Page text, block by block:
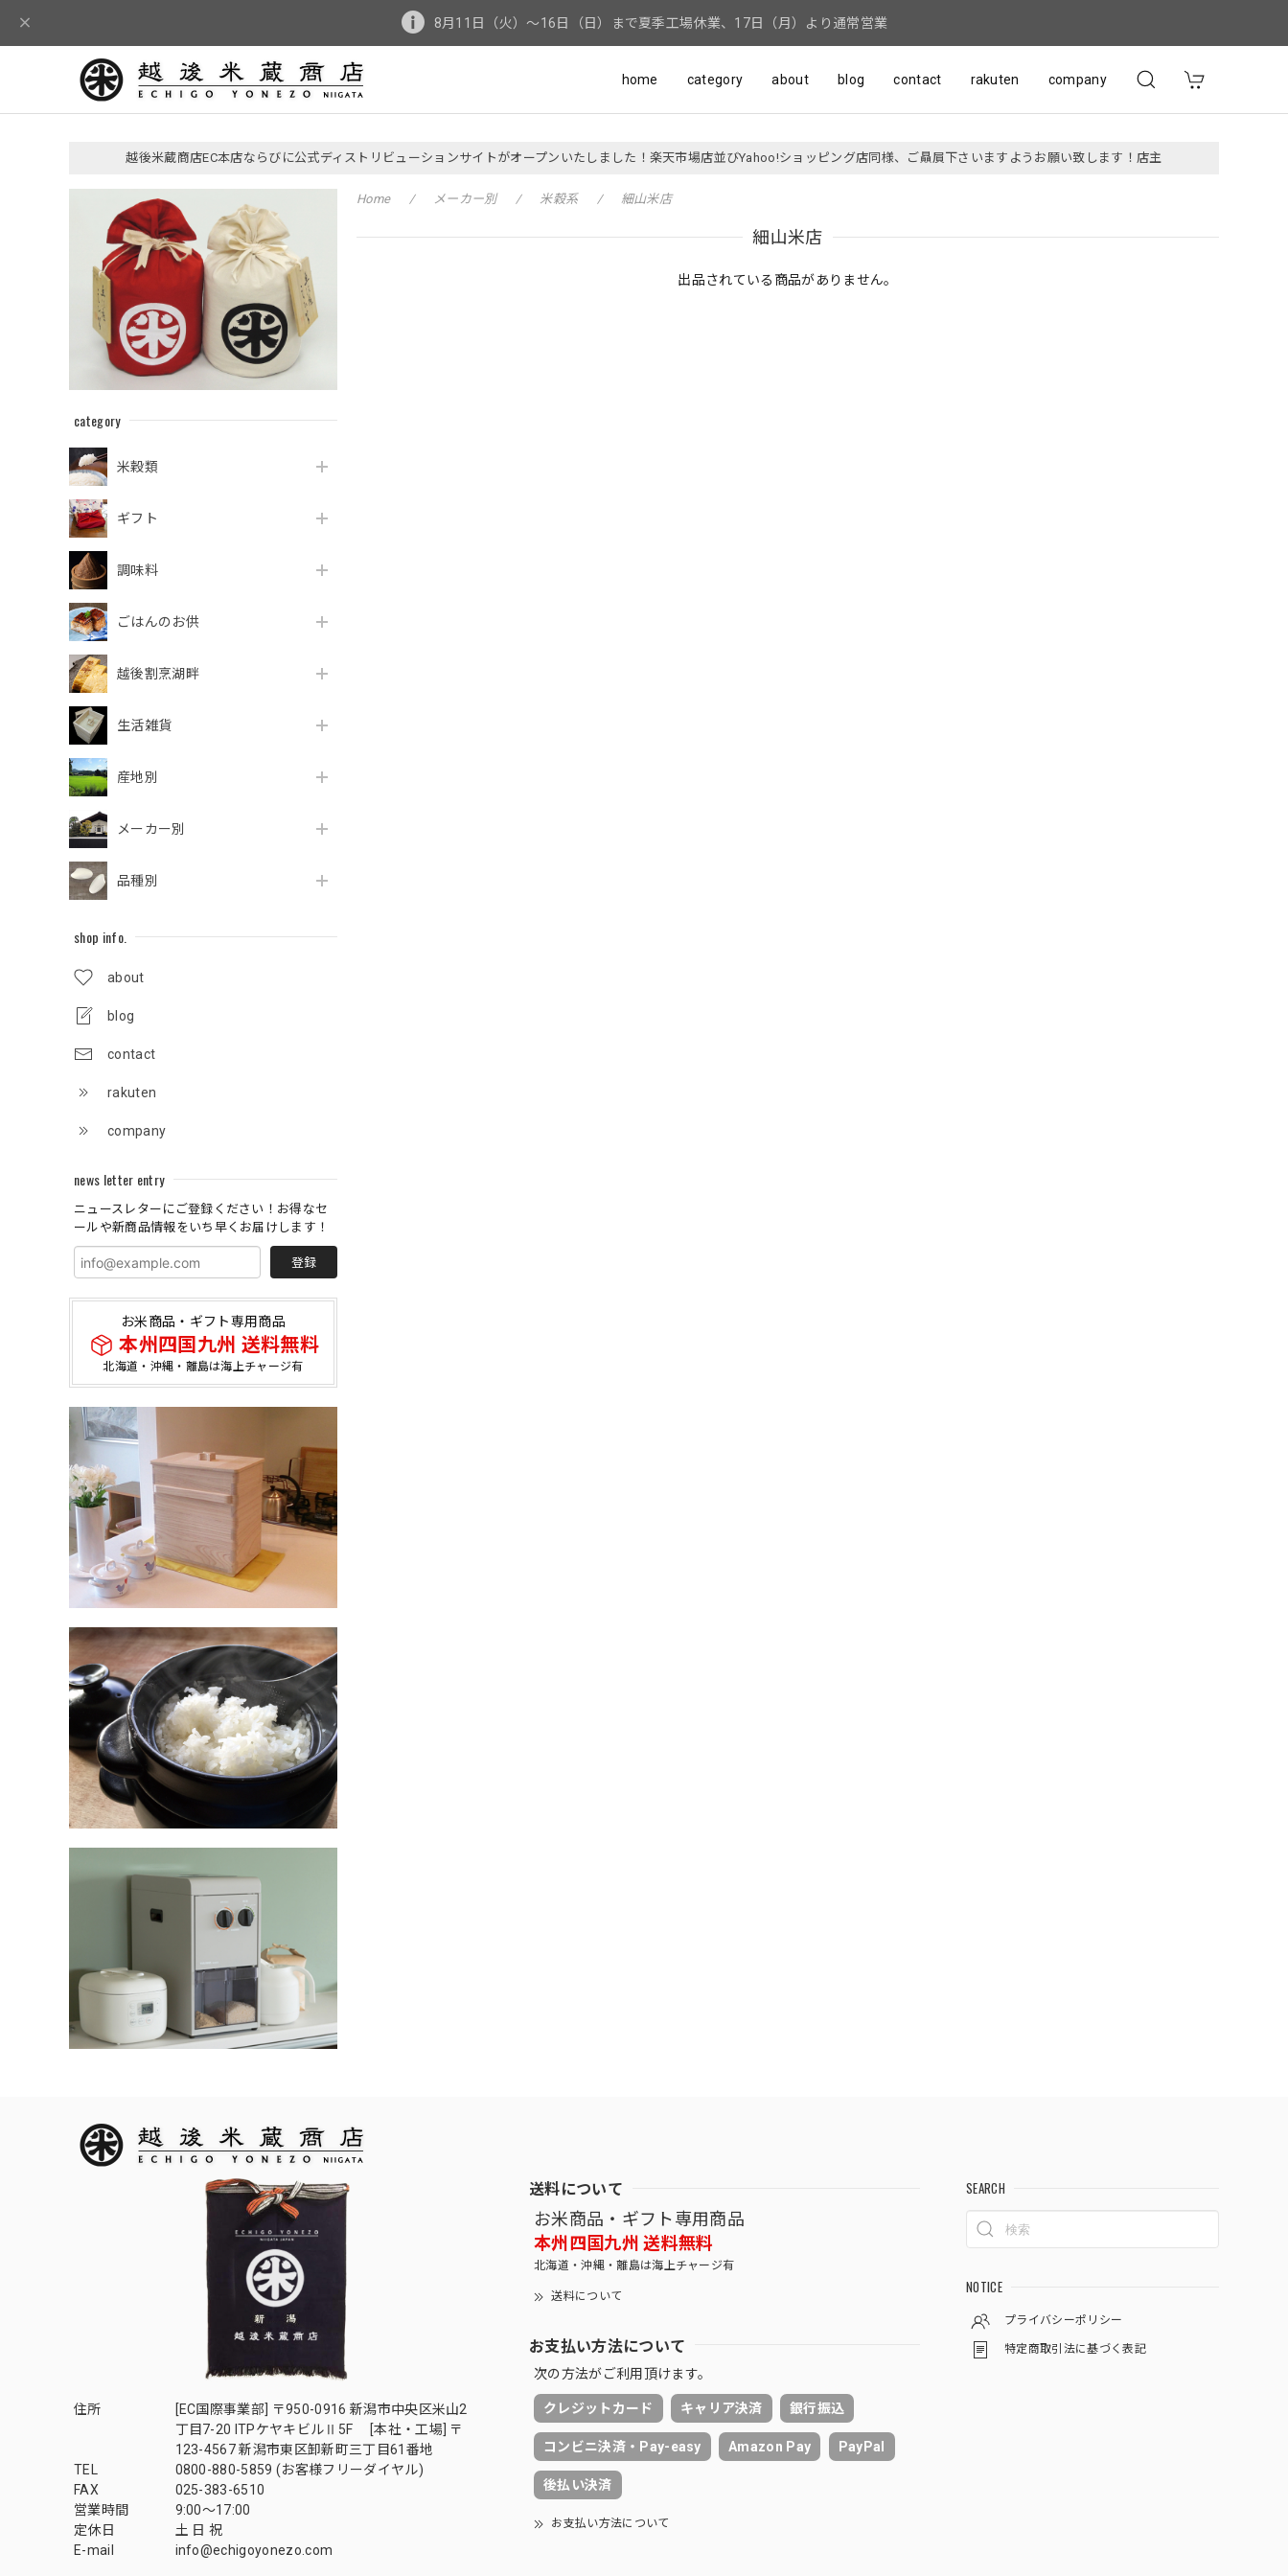
8月11日（火）～16日（日）まで夏季工場休業、17日（月）より通常営業
home category about blog contact rakuten company
越後米蔵商店EC本店ならびに公式ディストリビューションサイトがオープンいたしました！楽天市場店並びYahoo!ショッピング店同様、ご贔屓下さいますようお願い致します！店主
category
米穀類
ギフト
調味料
ごはんのお供
越後割烹湖畔
生活雑貨
産地別
メーカー別
品種別
shop info.
about
blog
contact
rakuten
company
news letter entry
ニュースレターにご登録ください！お得なセ
ールや新商品情報をいち早くお届けします！
登録
お米商品・ギフト専用商品
本州四国九州 送料無料
北海道・沖縄・離島は海上チャージ有
Home メーカー別 米穀系 細山米店
細山米店
出品されている商品がありません。
住所
[EC国際事業部] 〒950-0916 新潟市中央区米山2
丁目7-20 ITPケヤキビルⅡ5F [本社・工場] 〒
123-4567 新潟市東区卸新町三丁目61番地
TEL
0800-880-5859 (お客様フリーダイヤル)
FAX
025-383-6510
営業時間
9:00～17:00
定休日
土 日 祝
E-mail
info@echigoyonezo.com
送料について
お米商品・ギフト専用商品
本州四国九州 送料無料
北海道・沖縄・離島は海上チャージ有
送料について
お支払い方法について
次の方法がご利用頂けます。
クレジットカード キャリア決済 銀行振込
コンビニ決済・Pay-easy Amazon Pay PayPal
後払い決済
お支払い方法について
SEARCH
NOTICE
プライバシーポリシー
特定商取引法に基づく表記